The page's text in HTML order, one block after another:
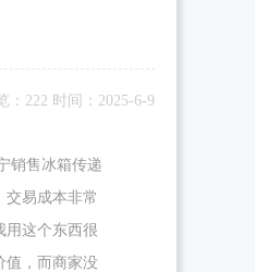
：222 时间：2025-6-9
销售冰箱传递
交易成本非常
用这个东西很
值，而商家没